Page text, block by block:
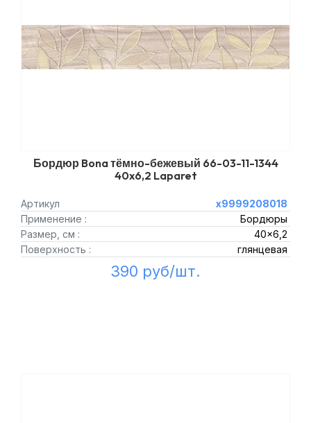
Бордюр Bona тёмно-бежевый 66-03-11-1344
40x6,2 Laparet
Артикул
х9999208018
Применение :
Бордюры
Размер, см :
40x6,2
Поверхность :
глянцевая
390 руб/шт.